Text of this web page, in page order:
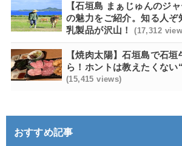
【石垣島 まぁじゅんのジャ
の魅力をご紹介。知る人ぞ
乳製品が沢山！
(17,312
【焼肉太陽】石垣島で石
ら！ホントは教えたくない
(15,415 views)
おすすめ記事